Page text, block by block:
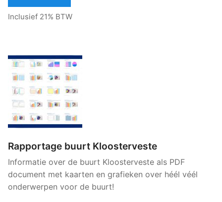
Inclusief 21% BTW
Rapportage buurt Kloosterveste
Informatie over de buurt Kloosterveste als PDF
document met kaarten en grafieken over héél véél
onderwerpen voor de buurt!